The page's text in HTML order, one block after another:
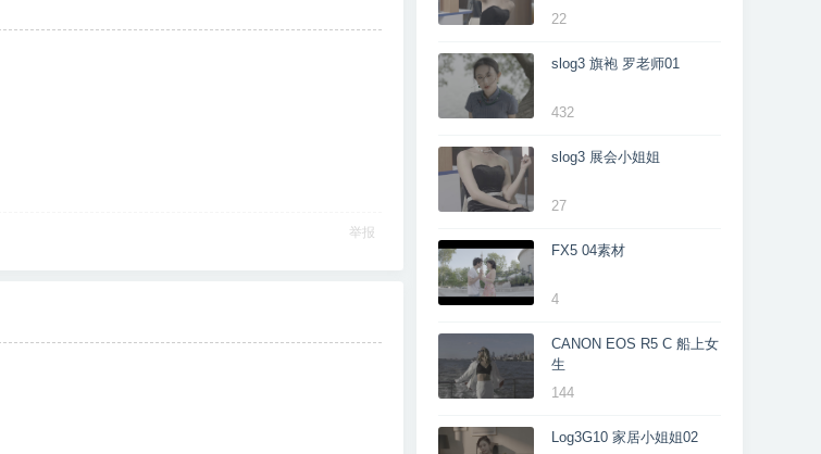
举报
22
slog3 旗袍 罗老师01
432
slog3 展会小姐姐
27
FX5 04素材
4
CANON EOS R5 C 船上女
生
144
Log3G10 家居小姐姐02